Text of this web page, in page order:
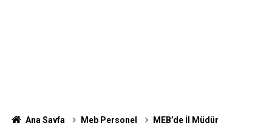
Ana Sayfa Meb Personel
MEB’de İl Müdür